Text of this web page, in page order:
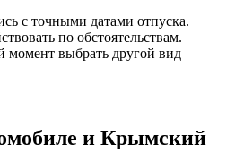
с точными датами отпуска.
по обстоятельствам.
момент выбрать другой вид
и Крымский